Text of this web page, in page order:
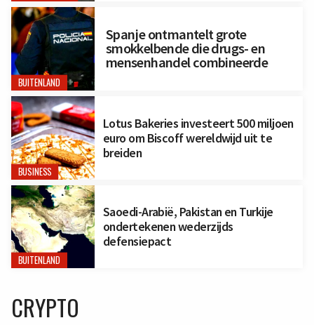
BUITENLAND
Spanje ontmantelt grote
smokkelbende die drugs- en
mensenhandel combineerde
BUSINESS
Lotus Bakeries investeert 500 miljoen
euro om Biscoff wereldwijd uit te
breiden
BUITENLAND
Saoedi-Arabië, Pakistan en Turkije
ondertekenen wederzijds
defensiepact
CRYPTO